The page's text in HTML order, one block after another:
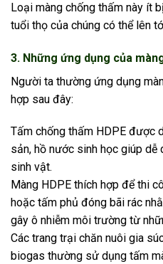
Loại màng chống thấm này ít
tuổi thọ của chúng có thể lên
3. Những ứng dụng của
Người ta thường ứng dụng
hợp sau đây:
Tấm chống thấm HDPE được
sản, hồ nước sinh học giúp dễ
sinh vật.
Màng HDPE thích hợp để thi
hoặc tấm phủ đóng bãi rác
gây ô nhiễm môi trường từ
Các trang trại chăn nuôi gia
biogas thường sử dụng tấm